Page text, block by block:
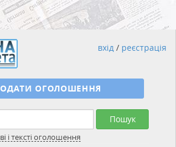
Пошук
і тексті оголошення
ОГОЛОШЕННЯ
вхід / реєстрація